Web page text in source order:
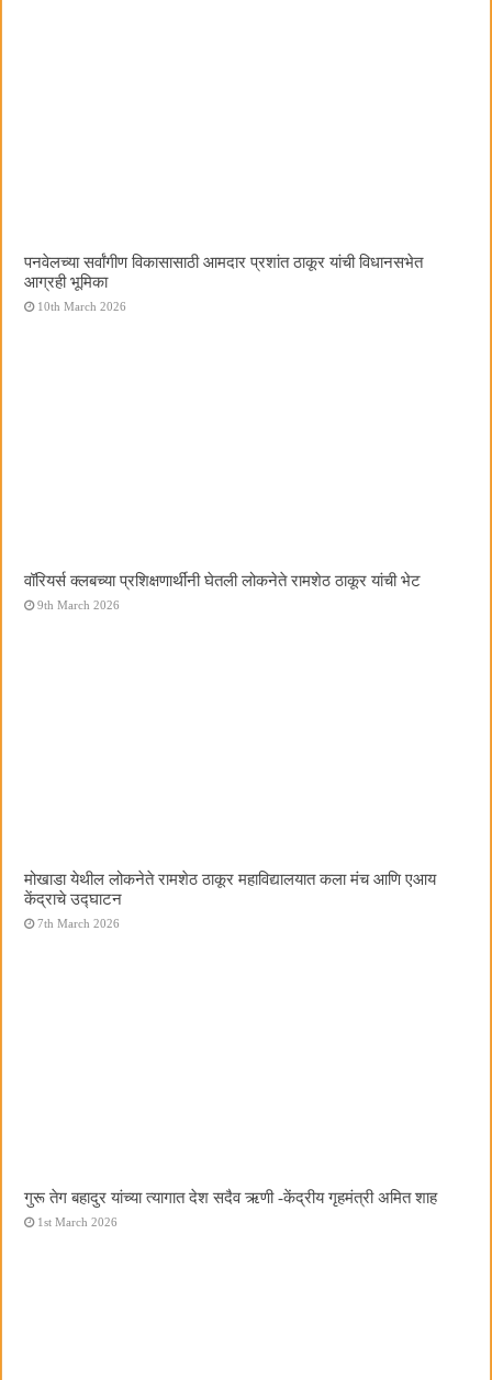
पनवेलच्या सर्वांगीण विकासासाठी आमदार प्रशांत ठाकूर यांची विधानसभेत
आग्रही भूमिका
10th March 2026
वॉरियर्स क्लबच्या प्रशिक्षणार्थींनी घेतली लोकनेते रामशेठ ठाकूर यांची भेट
9th March 2026
मोखाडा येथील लोकनेते रामशेठ ठाकूर महाविद्यालयात कला मंच आणि एआय
केंद्राचे उद्घाटन
7th March 2026
गुरू तेग बहादुर यांच्या त्यागात देश सदैव ऋणी -केंद्रीय गृहमंत्री अमित शाह
1st March 2026